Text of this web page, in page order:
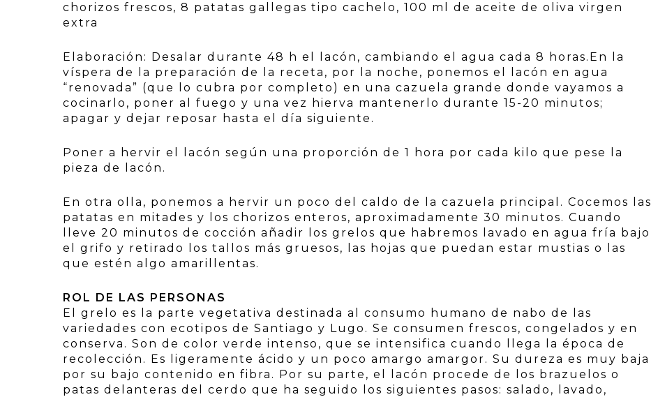
chorizos frescos, 8 patatas gallegas tipo cachelo, 100 ml de aceite de oliva virgen
extra
Elaboración: Desalar durante 48 h el lacón, cambiando el agua cada 8 horas.En la
víspera de la preparación de la receta, por la noche, ponemos el lacón en agua
“renovada” (que lo cubra por completo) en una cazuela grande donde vayamos a
cocinarlo, poner al fuego y una vez hierva mantenerlo durante 15-20 minutos;
apagar y dejar reposar hasta el día siguiente.
Poner a hervir el lacón según una proporción de 1 hora por cada kilo que pese la
pieza de lacón.
En otra olla, ponemos a hervir un poco del caldo de la cazuela principal. Cocemos las
patatas en mitades y los chorizos enteros, aproximadamente 30 minutos. Cuando
lleve 20 minutos de cocción añadir los grelos que habremos lavado en agua fría bajo
el grifo y retirado los tallos más gruesos, las hojas que puedan estar mustias o las
que estén algo amarillentas.
ROL DE LAS PERSONAS
El grelo es la parte vegetativa destinada al consumo humano de nabo de las
variedades con ecotipos de Santiago y Lugo. Se consumen frescos, congelados y en
conserva. Son de color verde intenso, que se intensifica cuando llega la época de
recolección. Es ligeramente ácido y un poco amargo amargor. Su dureza es muy baja
por su bajo contenido en fibra. Por su parte, el lacón procede de los brazuelos o
patas delanteras del cerdo que ha seguido los siguientes pasos: salado, lavado,